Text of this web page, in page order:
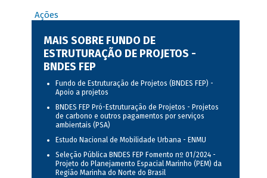
Ações
MAIS SOBRE FUNDO DE
ESTRUTURAÇÃO DE PROJETOS -
BNDES FEP
Fundo de Estruturação de Projetos (BNDES FEP) -
Apoio a projetos
BNDES FEP Pró-Estruturação de Projetos - Projetos
de carbono e outros pagamentos por serviços
ambientais (PSA)
Estudo Nacional de Mobilidade Urbana - ENMU
Seleção Pública BNDES FEP Fomento nº 01/2024 -
Projeto do Planejamento Espacial Marinho (PEM) da
Região Marinha do Norte do Brasil